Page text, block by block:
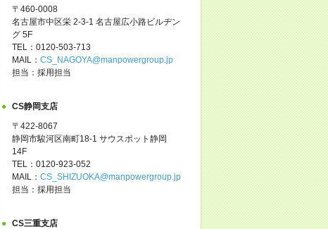
〒460-0008
名古屋市中区栄 2-3-1 名古屋広小路ビルヂン
グ 5F
TEL：0120-503-713
MAIL： CS_NAGOYA@manpowergroup.jp
担当：採用担当
CS静岡支店
〒422-8067
静岡市駿河区南町18-1 サウスポット静岡
14F
TEL：0120-923-052
MAIL： CS_SHIZUOKA@manpowergroup.jp
担当：採用担当
CS三重支店